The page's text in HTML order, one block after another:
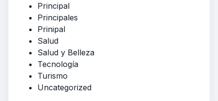
Principal
Principales
Prinipal
Salud
Salud y Belleza
Tecnología
Turismo
Uncategorized